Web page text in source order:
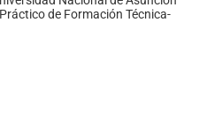
de Formación Técnica-